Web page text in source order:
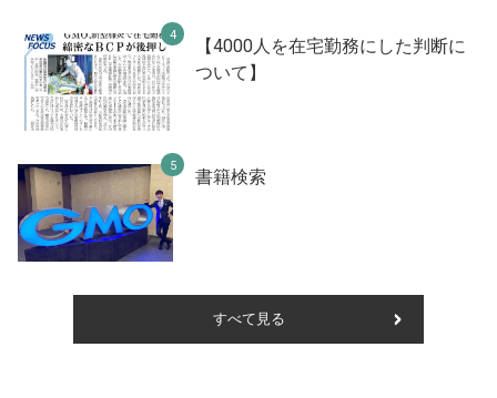
【4000人を在宅勤務にした判断に
ついて】
書籍検索
すべて見る